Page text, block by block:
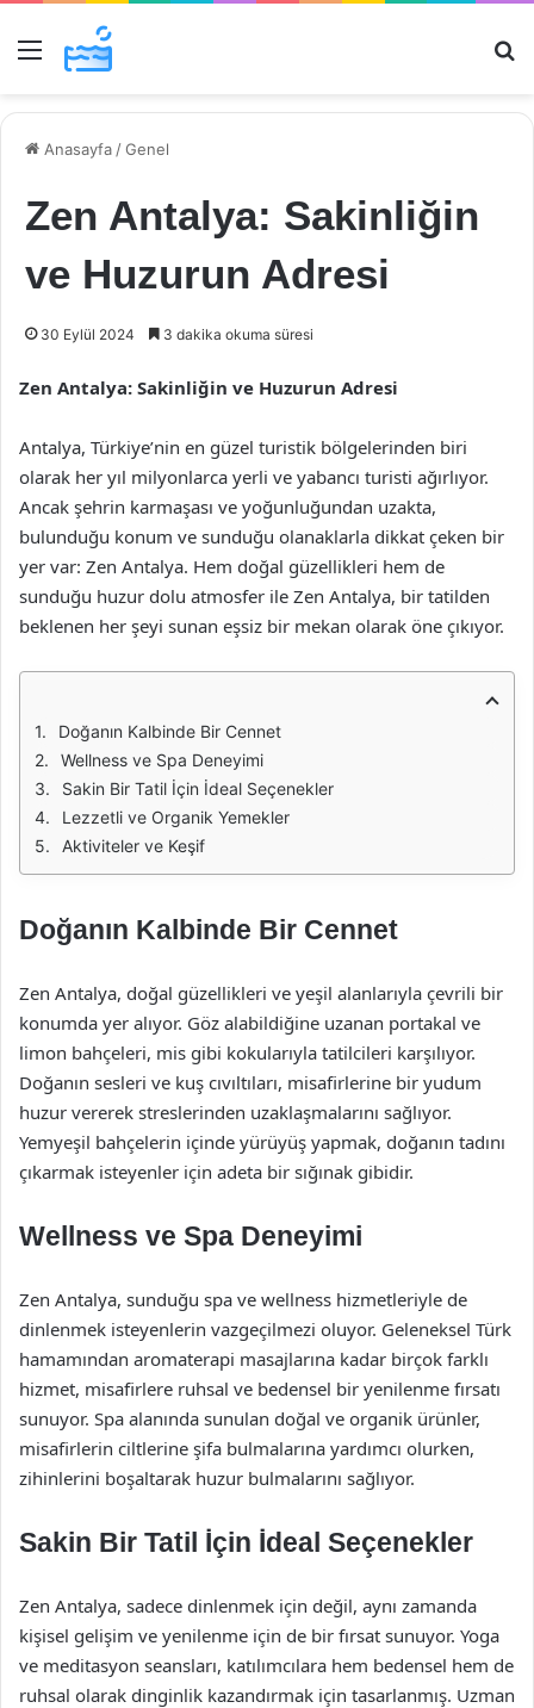
Menü
Anasayfa /Genel
Zen Antalya: Sakinliğin
ve Huzurun Adresi
30 Eylül 2024 3 dakika okuma süresi
Zen Antalya: Sakinliğin ve Huzurun Adresi
Antalya, Türkiye’nin en güzel turistik bölgelerinden biri
olarak her yıl milyonlarca yerli ve yabancı turisti ağırlıyor.
Ancak şehrin karmaşası ve yoğunluğundan uzakta,
bulunduğu konum ve sunduğu olanaklarla dikkat çeken bir
yer var: Zen Antalya. Hem doğal güzellikleri hem de
sunduğu huzur dolu atmosfer ile Zen Antalya, bir tatilden
beklenen her şeyi sunan eşsiz bir mekan olarak öne çıkıyor.
Doğanın Kalbinde Bir Cennet
Wellness ve Spa Deneyimi
Sakin Bir Tatil İçin İdeal Seçenekler
Lezzetli ve Organik Yemekler
Aktiviteler ve Keşif
Doğanın Kalbinde Bir Cennet
Zen Antalya, doğal güzellikleri ve yeşil alanlarıyla çevrili bir
konumda yer alıyor. Göz alabildiğine uzanan portakal ve
limon bahçeleri, mis gibi kokularıyla tatilcileri karşılıyor.
Doğanın sesleri ve kuş cıvıltıları, misafirlerine bir yudum
huzur vererek streslerinden uzaklaşmalarını sağlıyor.
Yemyeşil bahçelerin içinde yürüyüş yapmak, doğanın tadını
çıkarmak isteyenler için adeta bir sığınak gibidir.
Wellness ve Spa Deneyimi
Zen Antalya, sunduğu spa ve wellness hizmetleriyle de
dinlenmek isteyenlerin vazgeçilmezi oluyor. Geleneksel Türk
hamamından aromaterapi masajlarına kadar birçok farklı
hizmet, misafirlere ruhsal ve bedensel bir yenilenme fırsatı
sunuyor. Spa alanında sunulan doğal ve organik ürünler,
misafirlerin ciltlerine şifa bulmalarına yardımcı olurken,
zihinlerini boşaltarak huzur bulmalarını sağlıyor.
Sakin Bir Tatil İçin İdeal Seçenekler
Zen Antalya, sadece dinlenmek için değil, aynı zamanda
kişisel gelişim ve yenilenme için de bir fırsat sunuyor. Yoga
ve meditasyon seansları, katılımcılara hem bedensel hem de
ruhsal olarak dinginlik kazandırmak için tasarlanmış. Uzman